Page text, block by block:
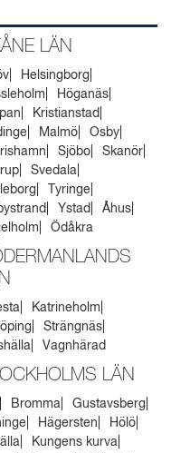
LÄN
Helsingborg
Höganäs
Kristianstad
Malmö
Osby
Sjöbo
Skanör
Svedala
Tyringe
Ystad
Åhus
Ödåkra
Katrineholm
Strängnäs
Vagnhärad
LÄN
Bromma
Gustavsberg
Hägersten
Hölö
Kungens kurva